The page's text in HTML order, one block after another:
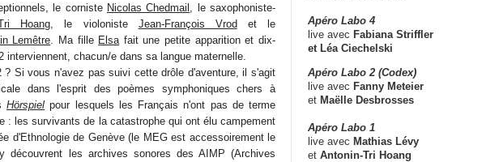
le corniste Nicolas Chedmail
, le saxophoniste-
Hoang , le violoniste Jean-François Vrod et le
Lemêtre . Ma fille Elsa fait une petite apparition et dix-
interviennent, chacun/e dans sa langue maternelle.
? Si vous n'avez pas suivi cette drôle d'aventure, il s'agit
dans l'esprit des poèmes symphoniques chers à
Hörspiel pour lesquels les Français n'ont pas de terme
: les survivants de la catastrophe qui ont élu campement
d'Ethnologie de Genève (le MEG est accessoirement le
découvrent les archives sonores des AIMP (Archives
Apéro Labo 4
live avec Fabiana Striffler
et Léa Ciechelski
Apéro Labo 2 (Codex)
live avec Fanny Meteier
et Maëlle Desbrosses
Apéro Labo 1
live avec Mathias Lévy
et Antonin-Tri Hoang